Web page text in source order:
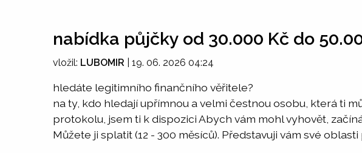
nabídka půjčky od 30.000 Kč do
vložil: LUBOMIR 19. 06. 2026 04:24
hledáte legitimního finančního věřitele?
na ty, kdo hledají upřímnou a velmi čestnou osobu, která ti
protokolu, jsem ti k dispozici Abych vám mohl vyhovět,
Můžete ji splatit (12 - 300 měsíců). Představuji vám své